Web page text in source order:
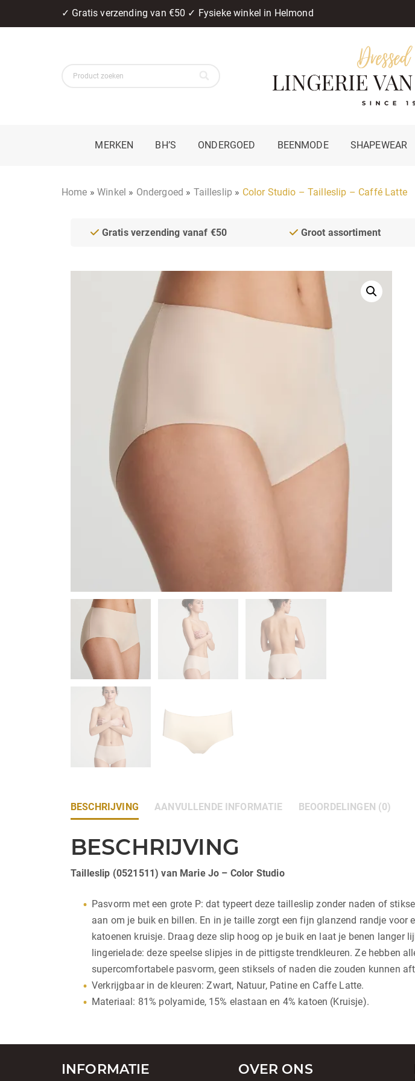
✓ Gratis verzending van €50 ✓ Fysieke winkel in Helmond
MERKEN BH’S ONDERGOED BEENMODE SHAPEWEAR
Home »Winkel » Ondergoed » Tailleslip » Color Studio – Tailleslip – Caffé Latte
Gratis verzending vanaf €50 Groot assortiment
BESCHRIJVING AANVULLENDE INFORMATIE BEOORDELINGEN (0)
BESCHRIJVING
Tailleslip (0521511) van Marie Jo – Color Studio
Pasvorm met een grote P: dat typeert deze tailleslip zonder naden of
aan om je buik en billen. En in je taille zorgt een fijn glanzend randje
katoenen kruisje. Draag deze slip hoog op je buik en laat je benen
lingerielade: deze speelse slipjes in de pittigste trendkleuren. Ze hebben
supercomfortabele pasvorm, geen stiksels of naden die zouden kunnen
Verkrijgbaar in de kleuren: Zwart, Natuur, Patine en Caffe Latte.
Materiaal: 81% polyamide, 15% elastaan en 4% katoen (Kruisje).
INFORMATIE OVER ONS